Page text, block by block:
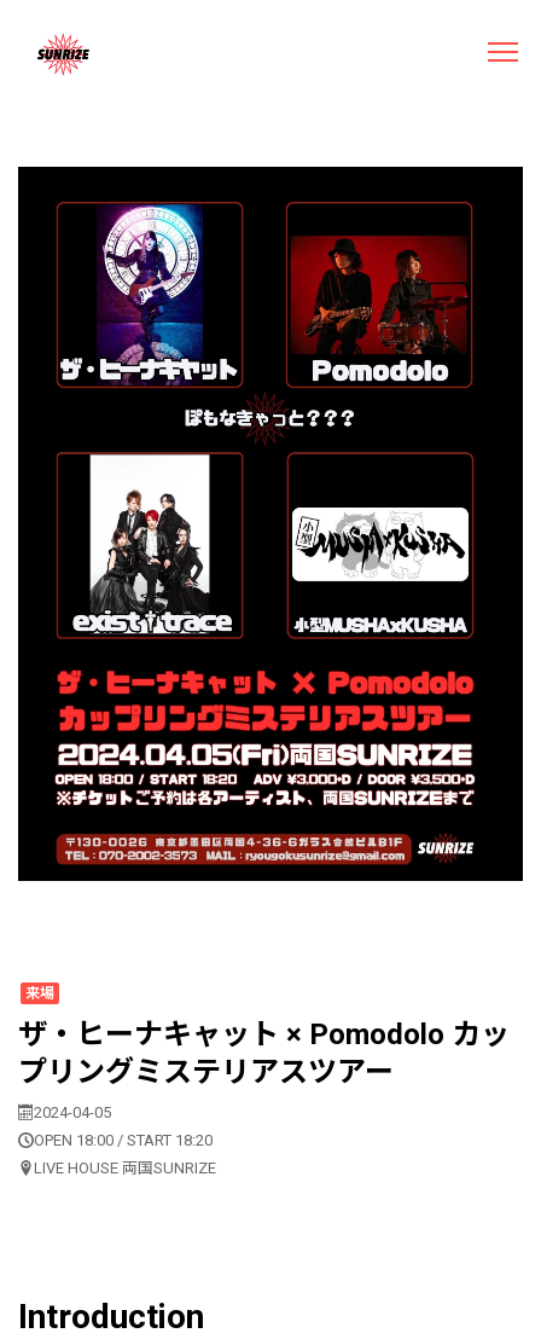
来場
ザ・ヒーナキャット × Pomodolo カッ
プリングミステリアスツアー
2024-04-05
OPEN 18:00 / START 18:20
LIVE HOUSE 両国SUNRIZE
Introduction